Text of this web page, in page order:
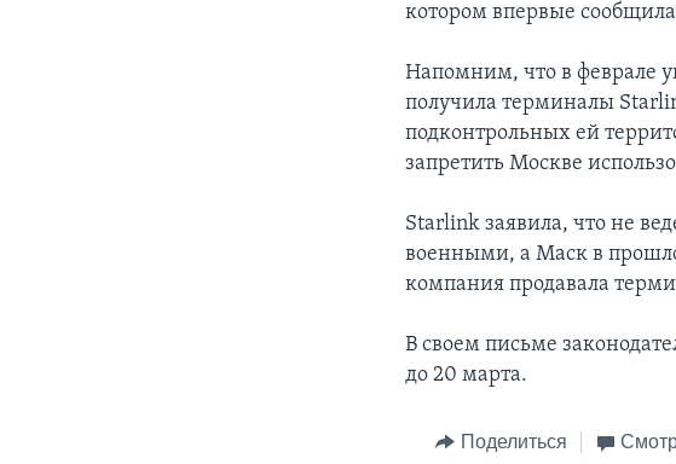
котором впервые сообщила
Напомним, что в феврале
получила терминалы
подконтрольных ей
запретить Москве
Starlink заявила, что не
военными, а Маск в
компания продавала
В своем письме
до 20 марта.
Поделиться